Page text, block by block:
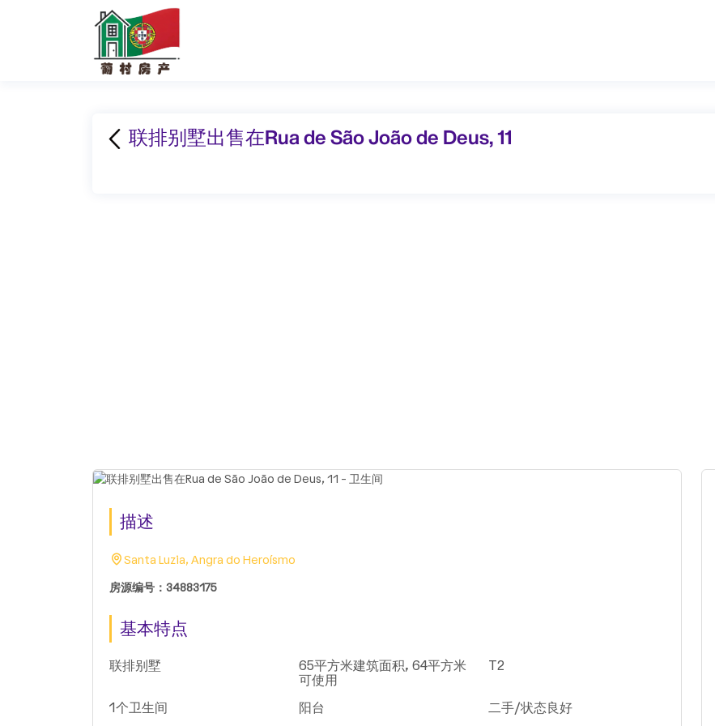
联排别墅出售在Rua de São João de Deus, 11
描述
Santa Luzia, Angra do Heroísmo
房源编号：34883175
基本特点
联排别墅
65平方米建筑面积, 64平方米
可使用
T2
1个卫生间 阳台 二手/状态良好